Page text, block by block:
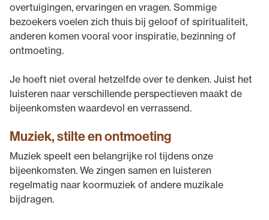
overtuigingen, ervaringen en vragen. Sommige
bezoekers voelen zich thuis bij geloof of spiritualiteit,
anderen komen vooral voor inspiratie, bezinning of
ontmoeting.
Je hoeft niet overal hetzelfde over te denken. Juist het
luisteren naar verschillende perspectieven maakt de
bijeenkomsten waardevol en verrassend.
Muziek, stilte en ontmoeting
Muziek speelt een belangrijke rol tijdens onze
bijeenkomsten. We zingen samen en luisteren
regelmatig naar koormuziek of andere muzikale
bijdragen.